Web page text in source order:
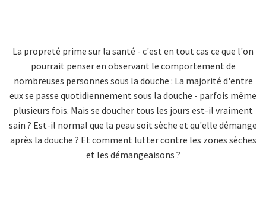
La propreté prime sur la santé - c'est en tout cas ce que l'on
pourrait penser en observant le comportement de
nombreuses personnes sous la douche : La majorité d'entre
eux se passe quotidiennement sous la douche - parfois même
plusieurs fois. Mais se doucher tous les jours est-il vraiment
sain ? Est-il normal que la peau soit sèche et qu'elle démange
après la douche ? Et comment lutter contre les zones sèches
et les démangeaisons ?